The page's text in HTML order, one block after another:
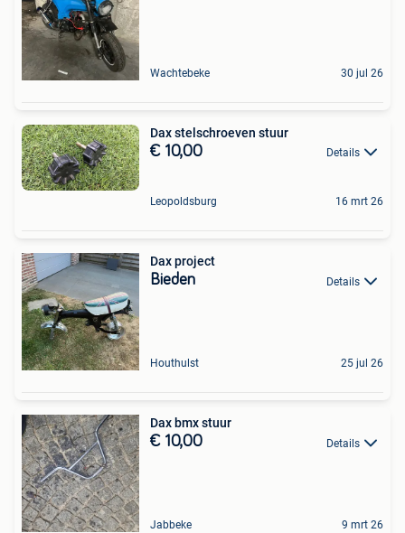
Wachtebeke 30 jul 26
Dax stelschroeven stuur
€ 10,00 Details
Leopoldsburg 16 mrt 26
Dax project
Bieden Details
Houthulst 25 jul 26
Dax bmx stuur
€ 10,00 Details
Jabbeke 9 mrt 26